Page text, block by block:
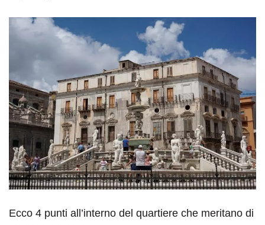
Ecco 4 punti all’interno del quartiere che meritano di